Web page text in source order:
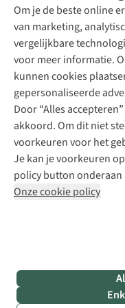
Om je de beste online
van marketing,
vergelijkbare
voor meer informatie.
kunnen cookies
gepersonaliseerde
Door “Alles
akkoord. Om dit niet
voorkeuren voor het
Je kan je voorkeuren
policy button onderaan
Onze cookie policy
Schoenherstelling
Kledingherstelling
Retouches
Voor bedrijven
Explore Academy
Explore Camp
Gear Check
Inspiratie & advies
Meld je aan voor de
Disclaimer